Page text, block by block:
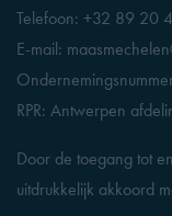
Telefoon: +32 89 20
E-mail:
RPR: Antwerpen
Door de toegang tot
uitdrukkelijk akkoord